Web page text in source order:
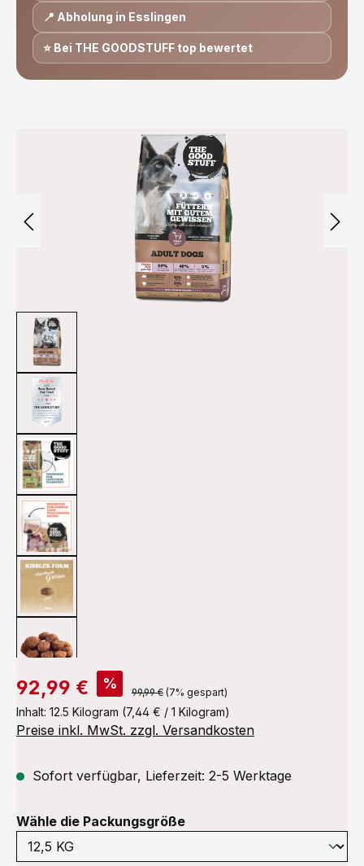
📍 Abholung in Esslingen
⭐ Bei THE GOODSTUFF top bewertet
Bildergalerie überspringen
Verkaufspreis:
92,99 € % Regulärer Preis:
99,99 € (7% gespart)
Inhalt: 12.5 Kilogram (7,44 € / 1 Kilogram)
Preise inkl. MwSt. zzgl. Versandkosten
Sofort verfügbar, Lieferzeit: 2-5 Werktage
Wähle die Packungsgrößeauswählen